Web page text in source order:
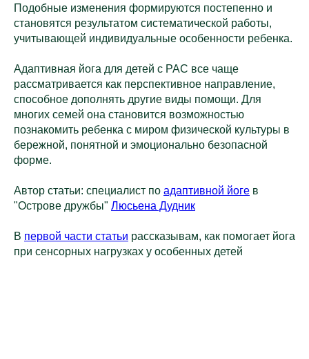
Подобные изменения формируются постепенно и
становятся результатом систематической работы,
учитывающей индивидуальные особенности ребенка.
Адаптивная йога для детей с РАС все чаще
рассматривается как перспективное направление,
способное дополнять другие виды помощи. Для
многих семей она становится возможностью
познакомить ребенка с миром физической культуры в
бережной, понятной и эмоционально безопасной
форме.
Автор статьи: специалист по адаптивной йоге в
"Острове дружбы" Люсьена Дудник
В первой части статьи рассказывам, как помогает йога
при сенсорных нагрузках у особенных детей